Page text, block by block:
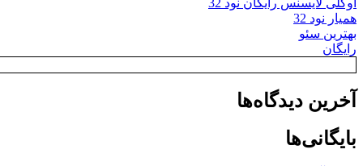
همیار نود 32
بهترین سئو
رایگان
آخرین دیدگاه‌ها
بایگانی‌ها